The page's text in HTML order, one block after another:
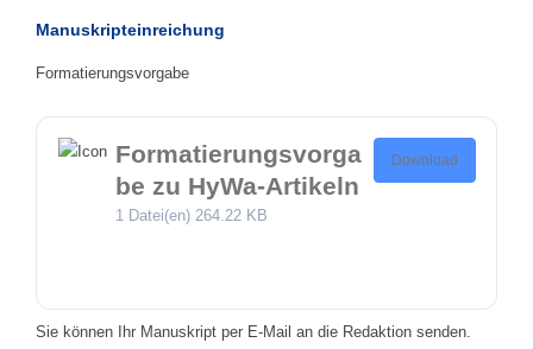
Manuskripteinreichung
Formatierungsvorgabe
Formatierungsvorga
be zu HyWa-Artikeln
1 Datei(en) 264.22 KB
Download
Sie können Ihr Manuskript per E-Mail an die Redaktion senden.